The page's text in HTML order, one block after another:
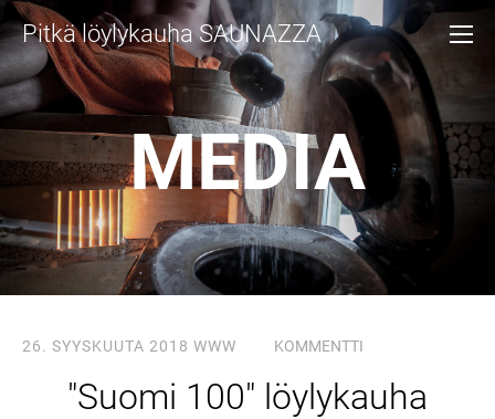
Pitkä löylykauha SAUNAZZA
MEDIA
26. SYYSKUUTA 2018 WWW KOMMENTTI
"Suomi 100" löylykauha